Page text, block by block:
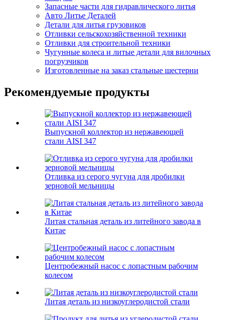
Запасные части для гидравлического литья
Авто Литье Деталей
Детали для литья грузовиков
Отливки сельскохозяйственной техники
Отливки для строительной техники
Чугунные колеса и литые детали для вилочных
погрузчиков
Изготовленные на заказ стальные шестерни
Рекомендуемые продукты
Выпускной коллектор из нержавеющей
стали AISI 347
Отливка из серого чугуна для дробилки
зерновой мельницы
Литая стальная деталь из литейного завода в
Китае
Центробежный насос с лопастным рабочим
колесом
Литая деталь из низкоуглеродистой стали